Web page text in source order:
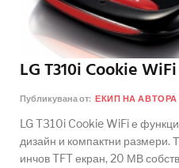
LG T310i Cookie WiFi
Публикувана от: ЕКИП НА АВТОРА
LG T310i Cookie WiFi е
дизайн и компактни размери.
инчов TFT екран, 20 МВ